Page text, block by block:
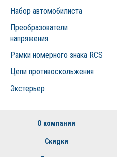
Набор автомобилиста
Преобразователи
напряжения
Рамки номерного знака RCS
Цепи противоскольжения
Экстерьер
О компании
Скидки